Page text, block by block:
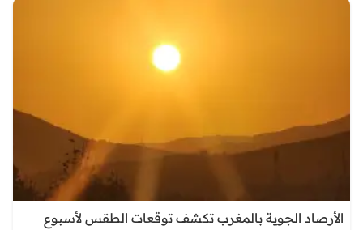
الأرصاد الجوية بالمغرب تكشف توقعات الطقس لأسبوع